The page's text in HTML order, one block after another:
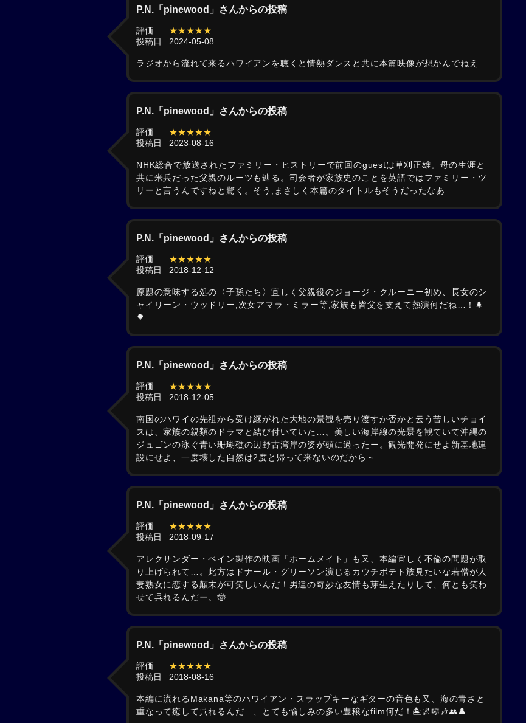
P.N.「pinewood」さんからの投稿
評価
★★★★★
投稿日
2024-05-08
ラジオから流れて来るハワイアンを聴くと情熱ダンスと共に本篇映像が想かんでねえ
P.N.「pinewood」さんからの投稿
評価
★★★★★
投稿日
2023-08-16
NHK総合で放送されたファミリー・ヒストリーで前回のguestは草刈正雄。母の生涯と
共に米兵だった父親のルーツも辿る。司会者が家族史のことを英語ではファミリー・ツ
リーと言うんですねと驚く。そう,まさしく本篇のタイトルもそうだったなあ
P.N.「pinewood」さんからの投稿
評価
★★★★★
投稿日
2018-12-12
原題の意味する処の〈子孫たち〉宜しく父親役のジョージ・クルーニー初め、長女のシ
ャイリーン・ウッドリー,次女アマラ・ミラー等,家族も皆父を支えて熱演何だね…！🌲
🌳
P.N.「pinewood」さんからの投稿
評価
★★★★★
投稿日
2018-12-05
南国のハワイの先祖から受け継がれた大地の景観を売り渡すか否かと云う苦しいチョイ
スは、家族の親類のドラマと結び付いていた…。美しい海岸線の光景を観ていて沖縄の
ジュゴンの泳ぐ青い珊瑚礁の辺野古湾岸の姿が頭に過ったー。観光開発にせよ新基地建
設にせよ、一度壊した自然は2度と帰って来ないのだから～
P.N.「pinewood」さんからの投稿
評価
★★★★★
投稿日
2018-09-17
アレクサンダー・ペイン製作の映画「ホームメイト」も又、本編宜しく不倫の問題が取
り上げられて…。此方はドナール・グリーソン演じるカウチポテト族見たいな若僧が人
妻熟女に恋する顛末が可笑しいんだ！男達の奇妙な友情も芽生えたりして、何とも笑わ
せて呉れるんだー。🤠
P.N.「pinewood」さんからの投稿
評価
★★★★★
投稿日
2018-08-16
本編に流れるMakana等のハワイアン・スラップキーなギターの音色も又、海の青さと
重なって癒して呉れるんだ…、とても愉しみの多い豊穣なfilm何だ！🏝️🌌🎼🎶👥👤